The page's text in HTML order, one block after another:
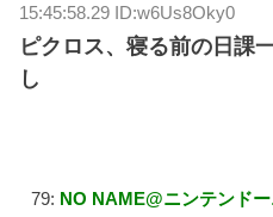
15:45:58.29 ID:w6Us8Oky0
ピクロス、寝る前の日課
し
79: NO NAME@ニンテンド